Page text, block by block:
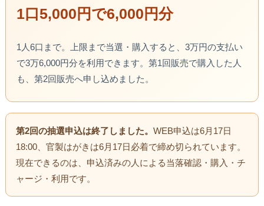
1口5,000円で6,000円分
1人6口まで。上限まで当選・購入すると、3万円の支払い
で3万6,000円分を利用できます。第1回販売で購入した人
も、第2回販売へ申し込めました。
第2回の抽選申込は終了しました。 WEB申込は6月17日
18:00、官製はがきは6月17日必着で締め切られています。
現在できるのは、申込済みの人による当落確認・購入・チ
ャージ・利用です。